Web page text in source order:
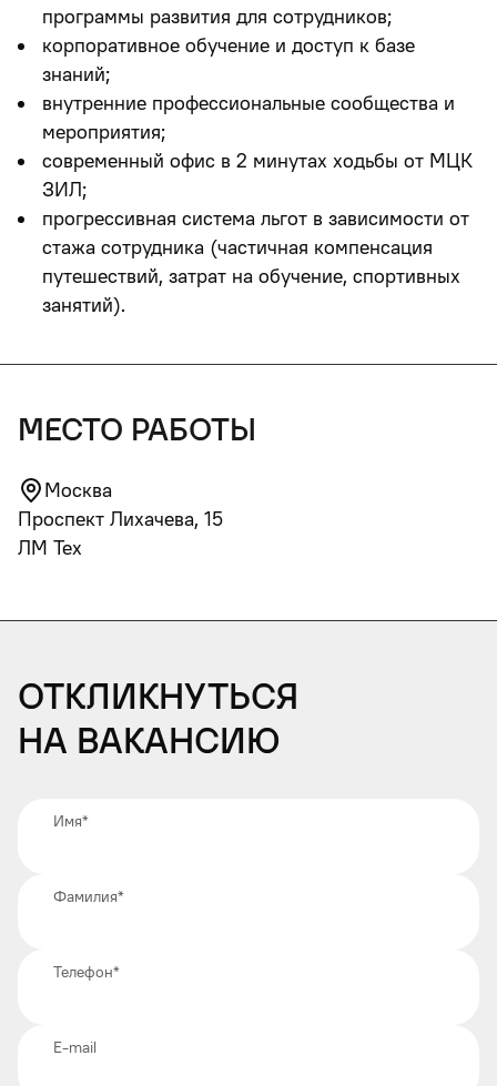
программы развития для сотрудников;
корпоративное обучение и доступ к базе
знаний;
внутренние профессиональные сообщества и
мероприятия;
современный офис в 2 минутах ходьбы от МЦК
ЗИЛ;
прогрессивная система льгот в зависимости от
стажа сотрудника (частичная компенсация
путешествий, затрат на обучение, спортивных
занятий).
место работы
Москва
Проспект Лихачева, 15
ЛМ Тех
Откликнуться
на вакансию
Имя*
Фамилия*
Телефон*
E-mail